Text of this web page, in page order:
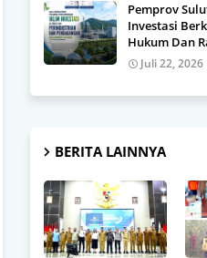
Pemprov
Investasi
Hukum Dan
Juli 22, 2026
BERITA LAINNYA